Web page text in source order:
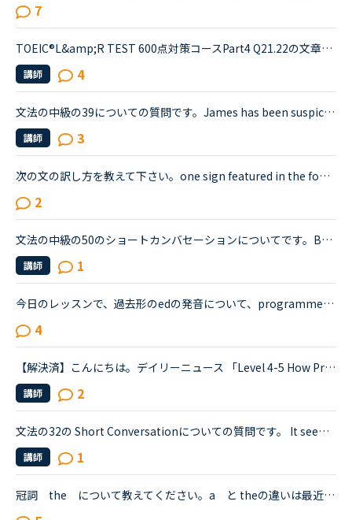
7
TOEIC®️L&amp;R TEST 600点対策コースPart4 Q21.22の文章でわからないことがあります。文章は以下の通りです。When you move, you should try to tell banks and credit card companies your new address at leas...
講師 4
文法の中級の39についての質問です。James has been suspicious about Andrew's strange behavior lately.James「 Frankly, I don't know why you are still going to that farm. You were only going there for ...
講師 3
次の文の訳し方を教えて下さい。one sign featured in the footage read.デイリーニュース <a href="https://nativecamp.net/textbook/page-detail/2/13004The" target="_blank">https://nativecamp.net/textbook/page-detail/2/13004The</a> Weather Channel's Instagram page posted a clip detailing t...
2
文法の中級の50のショートカンバセーションについてです。Benjamin's son called him at his law firm while he was busy having a meeting. Benjamin &quot;What did my son say?&quot; Secretary &quot;He sai...
講師 1
今日のレッスンで、過去形のedの発音について、programmedやbeamedのようにmのあとにedが続く場合は、最後の部分は（ｂ）のように発音すると先生が説明し、programmed(b)とチャットボックスに書き入れ、プログラ...
4
【解決済】こんにちは。デイリーニュース 「Level 4-5 How Processed Food Helped Humanity」 の第2パラグラフ、The small size of teeth in early humans can only be explained by food becoming easier to eat...
講師 2
文法の32の Short Conversationについての質問です。 It seems like Daniel and Olivia are distracted by the street noises this evening.Olivia What's the matter? You are thinking about something, aren't...
講師 1
冠詞 the について教えてください。a と theの違いは最近わかるようになったのですが、どこでtheをつけて、どこで付けなくていいのかがわかりません。the USA, the Alpsなどはわかるものの、in the Hyde park ...